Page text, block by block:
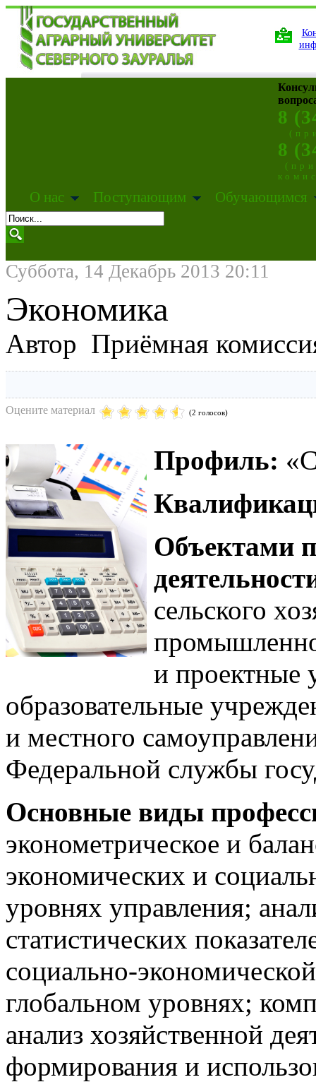
8
8
О нас Поступающим Обучающимся
Суббота, 14 Декабрь 2013 20:11
Экономика
Автор Приёмная
Оцените материал (2 голосов)
Профиль:
Объектами
сельского
и проектные
образовательные
и местного
Федеральной службы
Основные виды
эконометрическое и
экономических и
уровнях управления;
статистических
социально-
глобальном уровнях;
анализ хозяйственной
формирования и